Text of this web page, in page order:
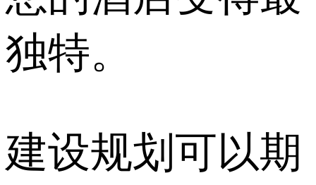
独特。
建设规划可以期